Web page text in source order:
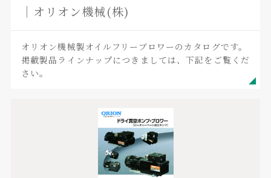
｜オリオン機械(株)
オリオン機械製オイルフリーブロワーのカタログです。
掲載製品ラインナップにつきましては、下記をご覧くだ
さい。